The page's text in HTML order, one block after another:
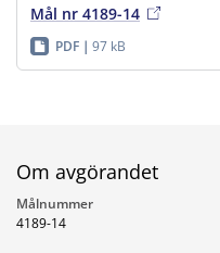
Mål nr 4189-14
PDF 97 kB
Om avgörandet
Målnummer
4189-14